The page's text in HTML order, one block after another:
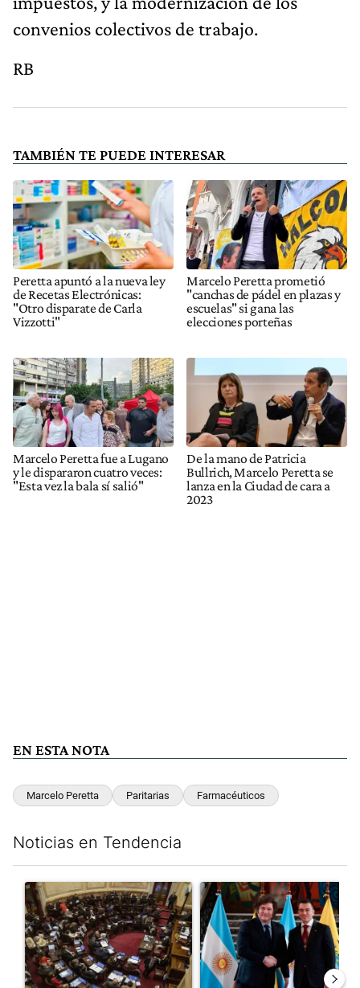
convenios colectivos de trabajo.
RB
TAMBIÉN TE PUEDE INTERESAR
Peretta apuntó a la nueva ley
de Recetas Electrónicas:
"Otro disparate de Carla
Vizzotti"
Marcelo Peretta prometió
"canchas de pádel en plazas y
escuelas" si gana las
elecciones porteñas
Marcelo Peretta fue a Lugano
y le dispararon cuatro veces:
"Esta vez la bala sí salió"
De la mano de Patricia
Bullrich, Marcelo Peretta se
lanza en la Ciudad de cara a
2023
EN ESTA NOTA
Marcelo Peretta Paritarias Farmacéuticos
Noticias en Tendencia
Un artículo de tendencia con el título "El Senado dio media
Un artículo de tendencia con